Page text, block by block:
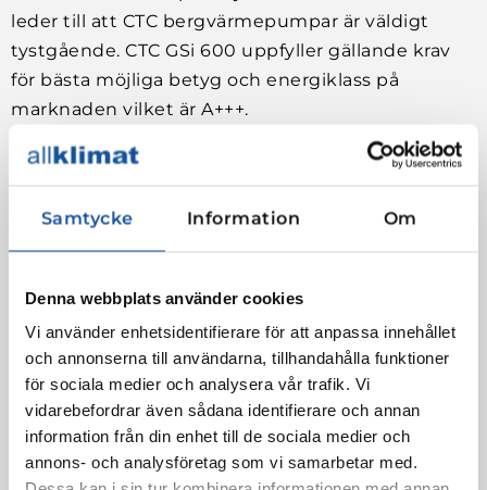
Samtycke Information Om
Denna webbplats använder cookies
Vi använder enhetsidentifierare för att anpassa innehållet
och annonserna till användarna, tillhandahålla funktioner
för sociala medier och analysera vår trafik. Vi
vidarebefordrar även sådana identifierare och annan
information från din enhet till de sociala medier och
annons- och analysföretag som vi samarbetar med.
leder till att CTC bergvärmepumpar är väldigt
tystgående. CTC GSi 600 uppfyller gällande krav
för bästa möjliga betyg och energiklass på
marknaden vilket är A+++.
En annan fördel för de som ersätter en gammal
anpassar sig helt automatiskt till den befintliga
berggrunden, vilket i sin tur leder till betydligt
CTC GSi 600 har även en integrerad
varmvattenberedare som producerar över 300
liter varmvatten.
I standardutförande så har CTC GSi 600
internetuppkoppling vilket innebär att du snabbt